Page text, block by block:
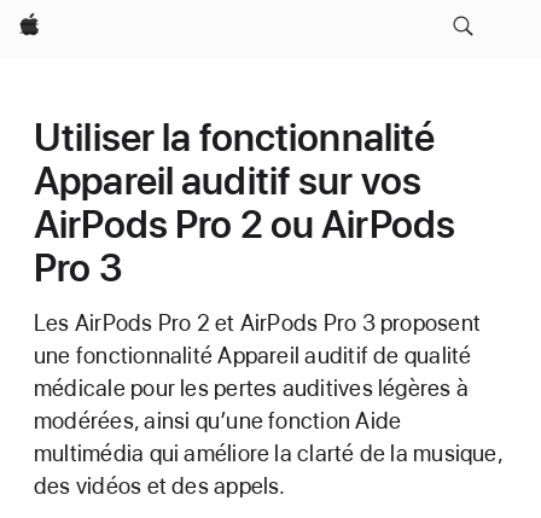
Apple
Utiliser la fonctionnalité
Appareil auditif sur vos
AirPods Pro 2 ou AirPods
Pro 3
Les AirPods Pro 2 et AirPods Pro 3 proposent
une fonctionnalité Appareil auditif de qualité
médicale pour les pertes auditives légères à
modérées, ainsi qu’une fonction Aide
multimédia qui améliore la clarté de la musique,
des vidéos et des appels.